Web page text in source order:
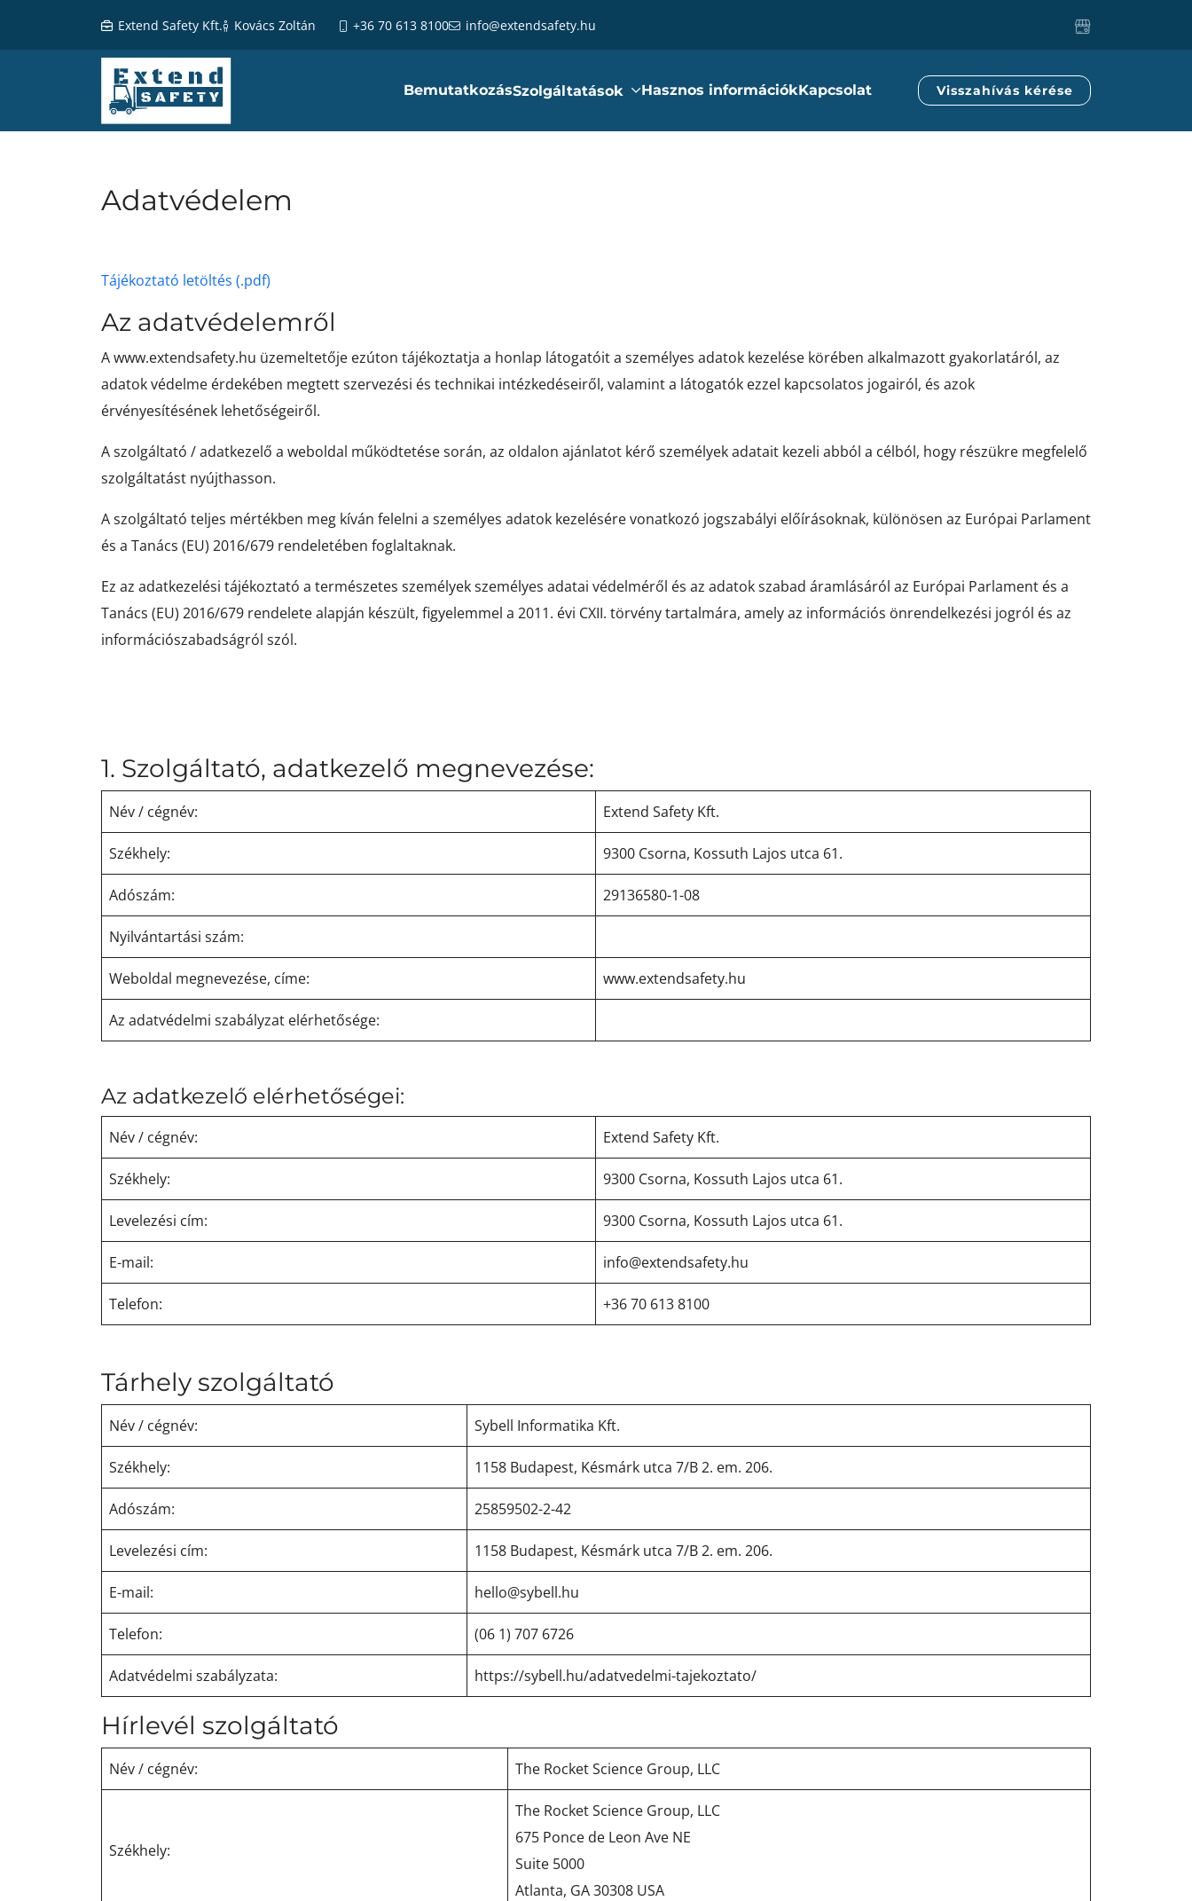
Extend Safety Kft. Kovács Zoltán +36 70 613 8100 info@extendsafety.hu
BemutatkozásSzolgáltatások Hasznos információkKapcsolat Visszahívás kérése
Adatvédelem
Tájékoztató letöltés (.pdf)
Az adatvédelemről
A www.extendsafety.hu üzemeltetője ezúton tájékoztatja a honlap látogatóit a személyes adatok kezelése körében alkalmazott gyakorlatáról, az
adatok védelme érdekében megtett szervezési és technikai intézkedéseiről, valamint a látogatók ezzel kapcsolatos jogairól, és azok
érvényesítésének lehetőségeiről.
A szolgáltató / adatkezelő a weboldal működtetése során, az oldalon ajánlatot kérő személyek adatait kezeli abból a célból, hogy részükre megfelelő
szolgáltatást nyújthasson.
A szolgáltató teljes mértékben meg kíván felelni a személyes adatok kezelésére vonatkozó jogszabályi előírásoknak, különösen az Európai Parlament
és a Tanács (EU) 2016/679 rendeletében foglaltaknak.
Ez az adatkezelési tájékoztató a természetes személyek személyes adatai védelméről és az adatok szabad áramlásáról az Európai Parlament és a
Tanács (EU) 2016/679 rendelete alapján készült, figyelemmel a 2011. évi CXII. törvény tartalmára, amely az információs önrendelkezési jogról és az
információszabadságról szól.
1. Szolgáltató, adatkezelő megnevezése:
Név / cégnév: Extend Safety Kft.
Székhely: 9300 Csorna, Kossuth Lajos utca 61.
Adószám: 29136580-1-08
Nyilvántartási szám:
Weboldal megnevezése, címe: www.extendsafety.hu
Az adatvédelmi szabályzat elérhetősége:
Az adatkezelő elérhetőségei:
Név / cégnév: Extend Safety Kft.
Székhely: 9300 Csorna, Kossuth Lajos utca 61.
Levelezési cím: 9300 Csorna, Kossuth Lajos utca 61.
E-mail: info@extendsafety.hu
Telefon: +36 70 613 8100
Tárhely szolgáltató
Név / cégnév: Sybell Informatika Kft.
Székhely: 1158 Budapest, Késmárk utca 7/B 2. em. 206.
Adószám: 25859502-2-42
Levelezési cím: 1158 Budapest, Késmárk utca 7/B 2. em. 206.
E-mail: hello@sybell.hu
Telefon: (06 1) 707 6726
Adatvédelmi szabályzata: https://sybell.hu/adatvedelmi-tajekoztato/
Hírlevél szolgáltató
Név / cégnév: The Rocket Science Group, LLC
Székhely:
The Rocket Science Group, LLC
675 Ponce de Leon Ave NE
Suite 5000
Atlanta, GA 30308 USA